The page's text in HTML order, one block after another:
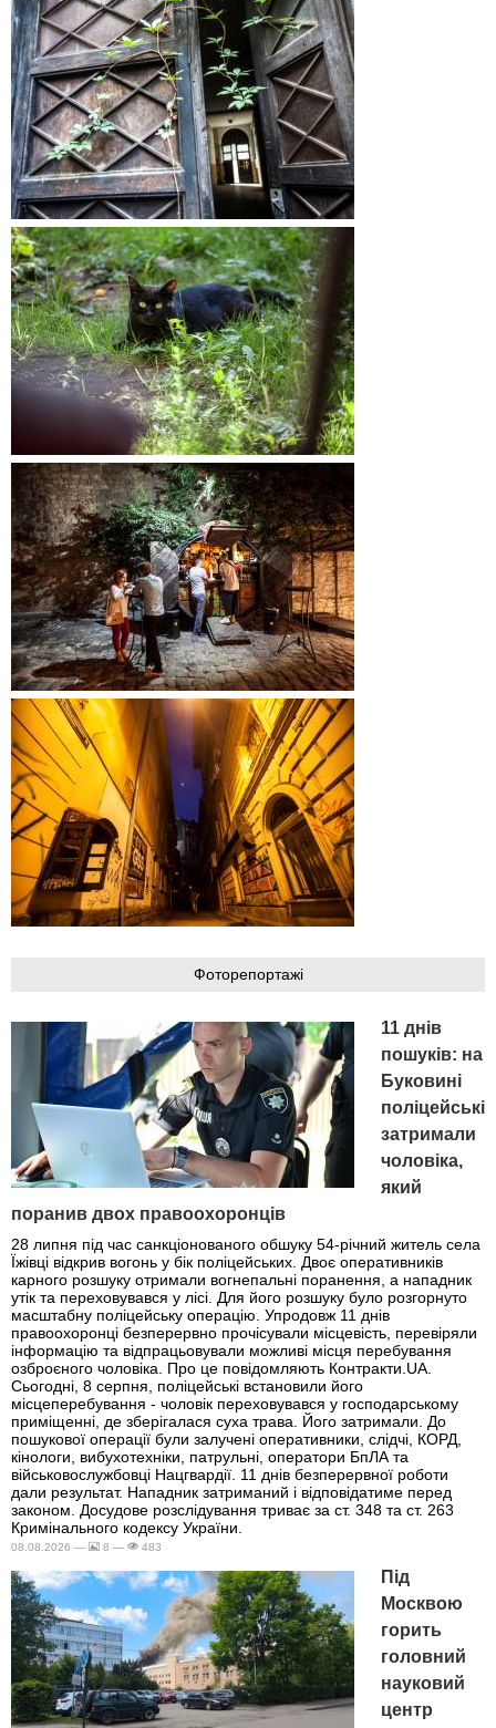
Фоторепортажі
11 днів
пошуків: на
Буковині
поліцейські
затримали
чоловіка,
який
поранив двох правоохоронців
28 липня під час санкціонованого обшуку 54-річний житель села
Їжівці відкрив вогонь у бік поліцейських. Двоє оперативників
карного розшуку отримали вогнепальні поранення, а нападник
утік та переховувався у лісі. Для його розшуку було розгорнуто
масштабну поліцейську операцію. Упродовж 11 днів
правоохоронці безперервно прочісували місцевість, перевіряли
інформацію та відпрацьовували можливі місця перебування
озброєного чоловіка. Про це повідомляють Контракти.UA.
Сьогодні, 8 серпня, поліцейські встановили його
місцеперебування - чоловік переховувався у господарському
приміщенні, де зберігалася суха трава. Його затримали. До
пошукової операції були залучені оперативники, слідчі, КОРД,
кінологи, вибухотехніки, патрульні, оператори БпЛА та
військовослужбовці Нацгвардії. 11 днів безперервної роботи
дали результат. Нападник затриманий і відповідатиме перед
законом. Досудове розслідування триває за ст. 348 та ст. 263
Кримінального кодексу України.
08.08.2026 — 8 — 483
Під
Москвою
горить
головний
науковий
центр